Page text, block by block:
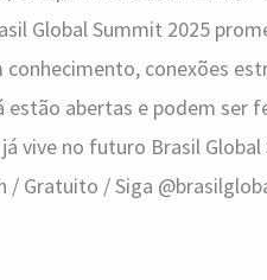
Global Summit 2025
conexões
estão abertas e podem ser
vive no futuro Brasil
/ Gratuito / Siga